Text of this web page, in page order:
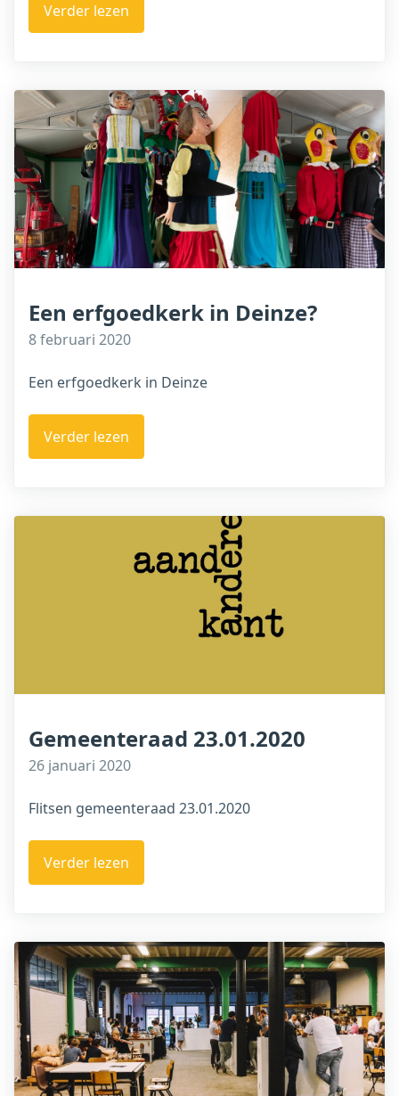
Verder lezen
Een erfgoedkerk in Deinze?
8 februari 2020
Een erfgoedkerk in Deinze
Verder lezen
Gemeenteraad 23.01.2020
26 januari 2020
Flitsen gemeenteraad 23.01.2020
Verder lezen